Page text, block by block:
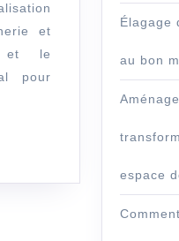
et
et le
pour
Élagage
au bon
espace